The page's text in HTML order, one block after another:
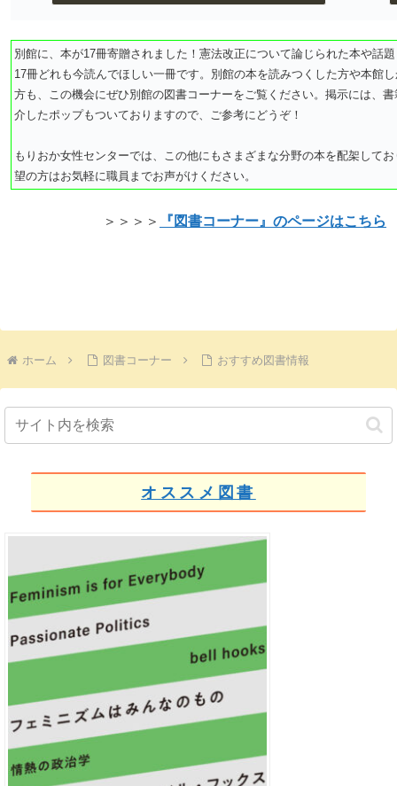
別館に、本が17冊寄贈されました！憲法改正について論じられた本や話
17冊どれも今読んでほしい一冊です。別館の本を読みつくした方や本館
方も、この機会にぜひ別館の図書コーナーをご覧ください。掲示には、
介したポップもついておりますので、ご参考にどうぞ！
もりおか女性センターでは、この他にもさまざまな分野の本を配架して
望の方はお気軽に職員までお声がけください。
＞＞＞＞ 『図書コーナー』のページはこちら
ホーム 図書コーナー おすすめ図書情報
オススメ図書